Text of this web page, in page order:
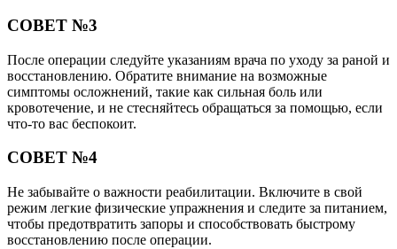
СОВЕТ №3
После операции следуйте указаниям врача по уходу за раной и
восстановлению. Обратите внимание на возможные
симптомы осложнений, такие как сильная боль или
кровотечение, и не стесняйтесь обращаться за помощью, если
что-то вас беспокоит.
СОВЕТ №4
Не забывайте о важности реабилитации. Включите в свой
режим легкие физические упражнения и следите за питанием,
чтобы предотвратить запоры и способствовать быстрому
восстановлению после операции.